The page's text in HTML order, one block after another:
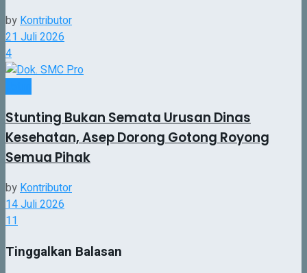
by Kontributor
21 Juli 2026
4
Stunting Bukan Semata Urusan Dinas
Kesehatan, Asep Dorong Gotong Royong
Semua Pihak
byKontributor
14 Juli 2026
11
Tinggalkan Balasan